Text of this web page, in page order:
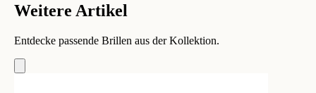
Weitere Artikel
Entdecke passende Brillen aus der Kollektion.